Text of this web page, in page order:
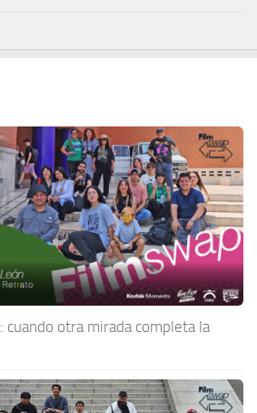
otra mirada completa la